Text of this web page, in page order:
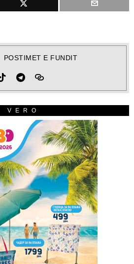
POSTIMET E FUNDIT
VERO